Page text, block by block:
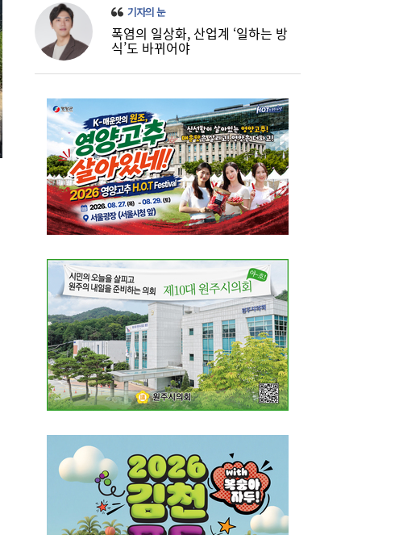
기자의 눈
폭염의 일상화, 산업계 ‘일하는 방
식’도 바뀌어야